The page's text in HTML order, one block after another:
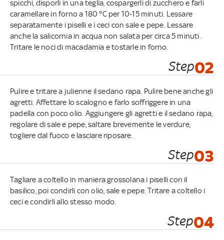
spicchi, disporli in una teglia, cospargerli di zucchero e farli
caramellare in forno a 180 °C per 10-15 minuti. Lessare
separatamente i piselli e i ceci con sale e pepe. Lessare
anche la salicornia in acqua non salata per circa 5 minuti.
Tritare le noci di macadamia e tostarle in forno.
Step02
Pulire e tritare a julienne il sedano rapa. Pulire bene anche gli
agretti. Affettare lo scalogno e farlo soffriggere in una
padella con poco olio. Aggiungere gli agretti e il sedano rapa,
regolare di sale e pepe, saltare brevemente le verdure,
togliere dal fuoco e lasciare riposare.
Step03
Tagliare a coltello in maniera grossolana i piselli con il
basilico, poi condirli con olio, sale e pepe. Tritare a coltello i
ceci e condirli allo stesso modo.
Step04